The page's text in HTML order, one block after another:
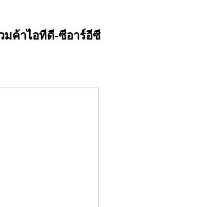
มค้าไอทีดี-ซีอาร์อีซี